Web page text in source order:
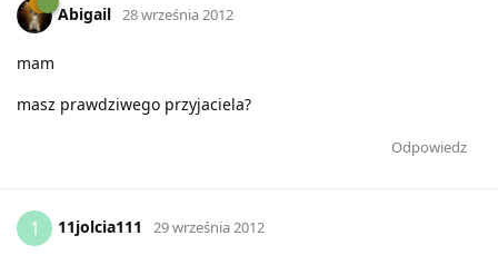
Abigail 28 września 2012
mam
masz prawdziwego przyjaciela?
Odpowiedz
1 11jolcia111 29 września 2012